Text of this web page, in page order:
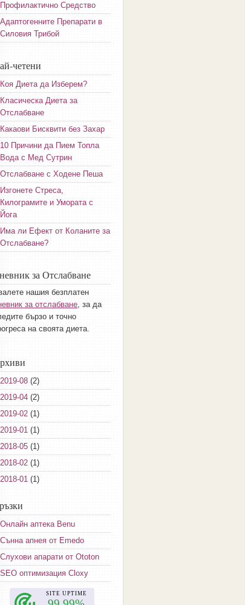
Профилактично Средство
Адаптогенните Препарати в
Силовия Трибой
четени
Коя Диета да Изберем?
Класическа Диета за
Отслабване
Какаови Бисквити без Захар
10 Причини да Пием Топла
Вода с Мед Сутрин
Отслабване с Ходене Пеша
Изгонете Стреса,
Килограмите и Умората с
Йога
Има ли Ефект от Коланите за
Отслабване?
за Отслабване
нашия безплатен
за отслабване, за да
бързо и точно
на своята диета.
2019-08 (2)
2019-04 (2)
2019-02 (1)
2019-01 (1)
2018-05 (1)
2018-02 (1)
2018-01 (1)
2017-11
2017-10 (3)
2017-08(3)
2017-07(1)
2017-06(2)
2017-05(4)
Онлайн аптека Benu
Сънна апнея от Emedo
Слухови апарати от Ototon
SEO оптимизация Cloxy